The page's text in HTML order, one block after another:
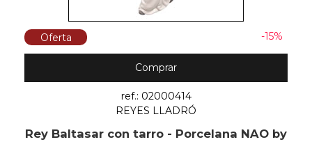
Oferta -15%
Comprar
ref.: 02000414
REYES LLADRÓ
Rey Baltasar con tarro - Porcelana NAO by